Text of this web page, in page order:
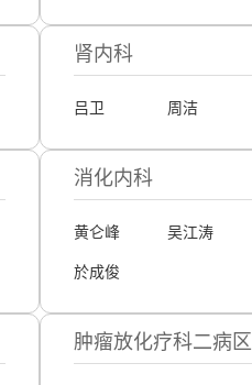
肾内科
吕卫 周洁
消化内科
黄仑峰 吴江涛
於成俊
肿瘤放化疗科二病区